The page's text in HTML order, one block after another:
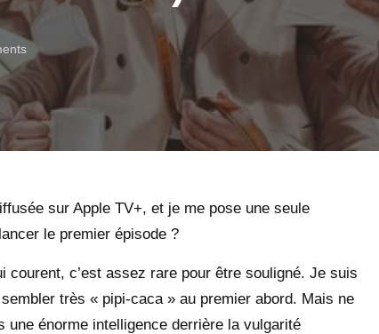
sur Apple TV+, et je me pose une seule
le premier épisode ?
courent, c’est assez rare pour être souligné. Je suis
très « pipi-caca » au premier abord. Mais ne
énorme intelligence derrière la vulgarité